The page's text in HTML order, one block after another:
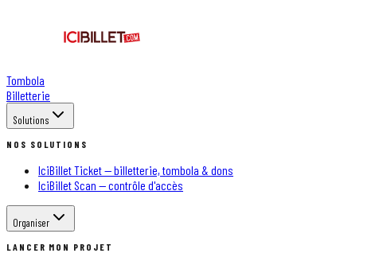
Tombola
Billetterie
Solutions
NOS SOLUTIONS
IciBillet Ticket — billetterie, tombola & dons
IciBillet Scan — contrôle d'accès
Organiser
LANCER MON PROJET